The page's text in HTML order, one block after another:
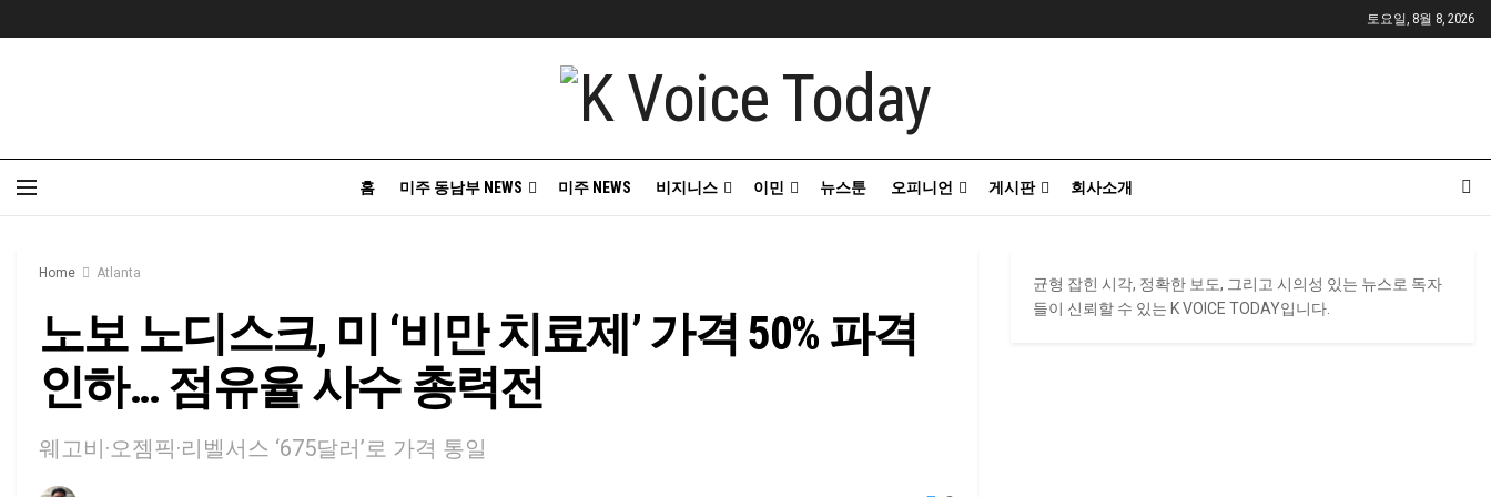
토요일, 8월 8, 2026
홈 미주 동남부 NEWS 미주 NEWS 비지니스 이민 뉴스툰 오피니언 게시판 회사소개
Home Atlanta
노보 노디스크, 미 ‘비만 치료제’ 가격 50% 파격
인하… 점유율 사수 총력전
웨고비·오젬픽·리벨서스 ‘675달러’로 가격 통일
균형 잡힌 시각, 정확한 보도, 그리고 시의성 있는 뉴스로 독자
들이 신뢰할 수 있는 K VOICE TODAY입니다.